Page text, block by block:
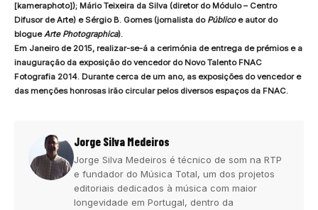
[kameraphoto]); Mário Teixeira da Silva (diretor do Módulo – Centro
Difusor de Arte) e Sérgio B. Gomes (jornalista do Públicoe autor do
blogueArte Photographica).
Em Janeiro de 2015, realizar-se-á a cerimónia de entrega de prémios e a
inauguração da exposição do vencedor do Novo Talento FNAC
Fotografia 2014. Durante cerca de um ano, as exposições do vencedor e
das menções honrosas irão circular pelos diversos espaços da FNAC.
Jorge Silva Medeiros
Jorge Silva Medeiros é técnico de som na RTP
e fundador do Música Total, um dos projetos
editoriais dedicados à música com maior
longevidade em Portugal, dentro da